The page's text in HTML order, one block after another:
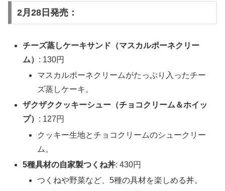
2月28日発売：
チーズ蒸しケーキサンド（マスカルポーネクリー
ム） : 130円
マスカルポーネクリームがたっぷり入ったチー
ズ蒸しケーキ。
ザクザククッキーシュー（チョコクリーム＆ホイッ
プ） : 127円
クッキー生地とチョコクリームのシュークリー
ム。
5種具材の自家製つくね丼: 430円
つくねや野菜など、5種の具材を楽しめる丼。